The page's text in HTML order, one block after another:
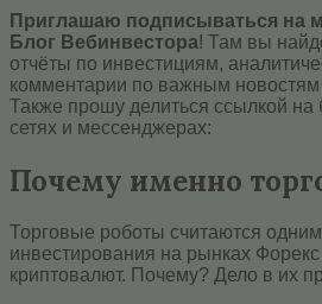
Приглашаю подписываться на
Блог Вебинвестора! Там вы
отчёты по инвестициям,
комментарии по важным новостям
Также прошу делиться ссылкой на
сетях и мессенджерах:
Почему именно
Торговые роботы считаются
инвестирования на рынках
криптовалют. Почему? Дело в их